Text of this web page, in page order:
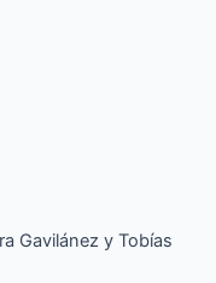
Gavilánez y Tobías